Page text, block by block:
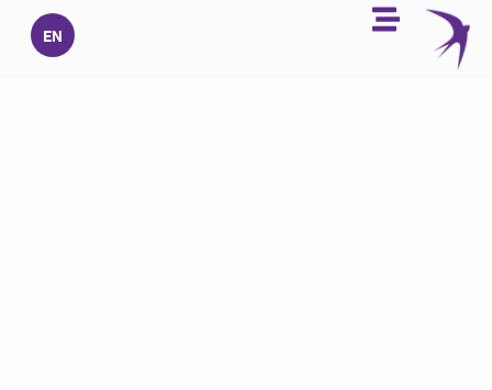
تخطي
المحتوى
EN